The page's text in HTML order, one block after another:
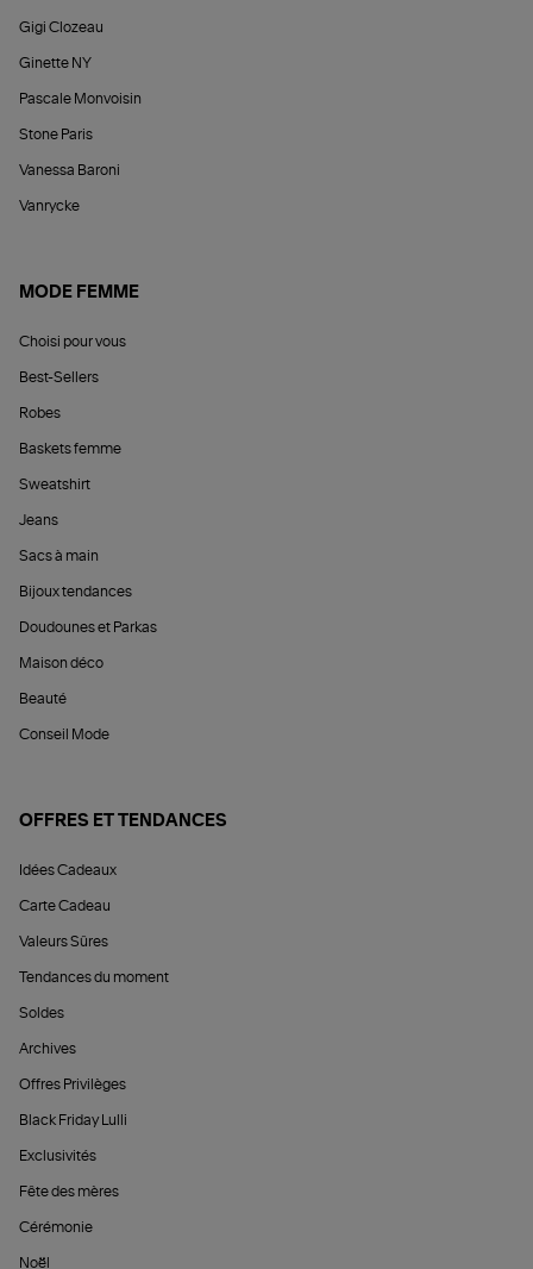
Gigi Clozeau
Ginette NY
Pascale Monvoisin
Stone Paris
Vanessa Baroni
Vanrycke
MODE FEMME
Choisi pour vous
Best-Sellers
Robes
Baskets femme
Sweatshirt
Jeans
Sacs à main
Bijoux tendances
Doudounes et Parkas
Maison déco
Beauté
Conseil Mode
OFFRES ET TENDANCES
Idées Cadeaux
Carte Cadeau
Valeurs Sûres
Tendances du moment
Soldes
Archives
Offres Privilèges
Black Friday Lulli
Exclusivités
Fête des mères
Cérémonie
Noël